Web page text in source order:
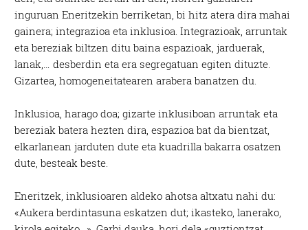
inguruan Eneritzekin berriketan, bi hitz atera dira mahai
gainera; integrazioa eta inklusioa. Integrazioak, arruntak
eta bereziak biltzen ditu baina espazioak, jarduerak,
lanak,… desberdin eta era segregatuan egiten dituzte.
Gizartea, homogeneitatearen arabera banatzen du.
Inklusioa, harago doa; gizarte inklusiboan arruntak eta
bereziak batera hezten dira, espazioa bat da bientzat,
elkarlanean jarduten dute eta kuadrilla bakarra osatzen
dute, besteak beste.
Eneritzek, inklusioaren aldeko ahotsa altxatu nahi du:
«Aukera berdintasuna eskatzen dut; ikasteko, lanerako,